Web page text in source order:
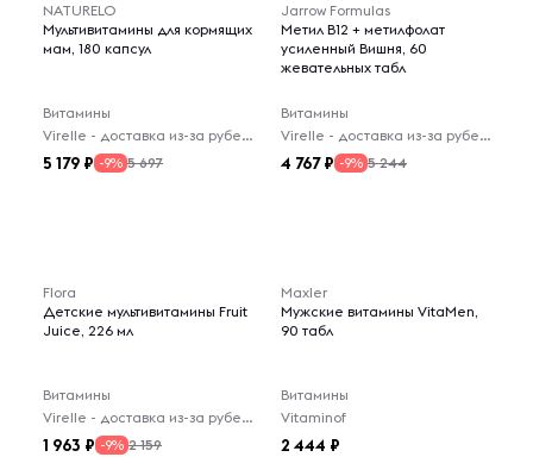
NATURELO
Мультивитамины для кормящих
мам, 180 капсул
Витамины
Virelle - доставка из-за рубежа
5 179 -9% 5 697
Jarrow Formulas
Метил B12 + метилфолат
усиленный Вишня, 60
жевательных табл
Витамины
Virelle - доставка из-за рубежа
4 767 -9% 5 244
Flora
Детские мультивитамины Fruit
Juice, 226 мл
Витамины
Virelle - доставка из-за рубежа
1 963 -9% 2 159
Maxler
Мужские витамины VitaMen,
90 табл
Витамины
Vitaminof
2 444